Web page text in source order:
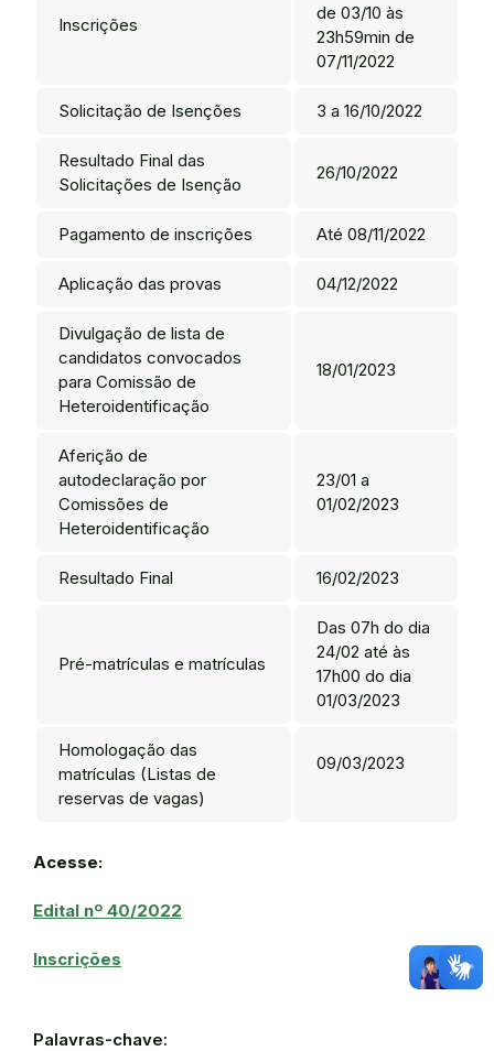
Inscrições
de 03/10 às
23h59min de
07/11/2022
Solicitação de Isenções 3 a 16/10/2022
Resultado Final das
Solicitações de Isenção
26/10/2022
Pagamento de inscrições Até 08/11/2022
Aplicação das provas 04/12/2022
Divulgação de lista de
candidatos convocados
para Comissão de
Heteroidentificação
18/01/2023
Aferição de
autodeclaração por
Comissões de
Heteroidentificação
23/01 a
01/02/2023
Resultado Final 16/02/2023
Pré-matrículas e matrículas
Das 07h do dia
24/02 até às
17h00 do dia
01/03/2023
Homologação das
matrículas (Listas de
reservas de vagas)
09/03/2023
Acesse:
Edital nº 40/2022
Inscrições
Palavras-chave: